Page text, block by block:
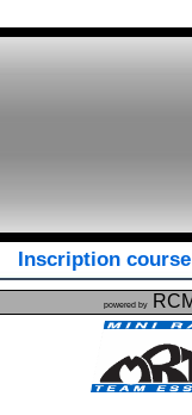
Inscription course